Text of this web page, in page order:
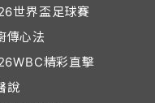
世界盃足球賽
傳心法
精彩直擊
說